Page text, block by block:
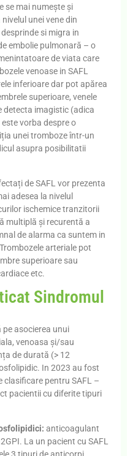
se mai numește și
unei vene din
si migra in
embolie pulmonară – o
de viata care
venoase in SAFL
inferioare dar pot apărea
superioare, venele
detecta imagistic (adica
vorba despre o
unei tromboze într-un
asupra posibilitatii
de SAFL vor prezenta
adesea la nivelul
ischemice tranzitorii
multiplă și recurentă a
de alarma ca suntem in
arteriale pot
superioare sau
etc.
Sindromul
pe asocierea unui
venoasa și/sau
de durată (> 12
In 2023 au fost
clasificare pentru SAFL –
pacientii cu diferite tipuri
anticoagulant
La un pacient cu SAFL
3 tipuri de anticorpi.